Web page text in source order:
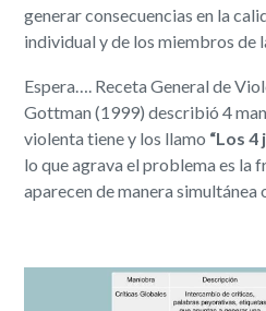
generar consecuencias en la
individual y de los miembros de
Espera…. Receta General de
Gottman (1999) describió 4
violenta tiene y los llamo “Los
lo que agrava el problema es la
aparecen de manera simultánea